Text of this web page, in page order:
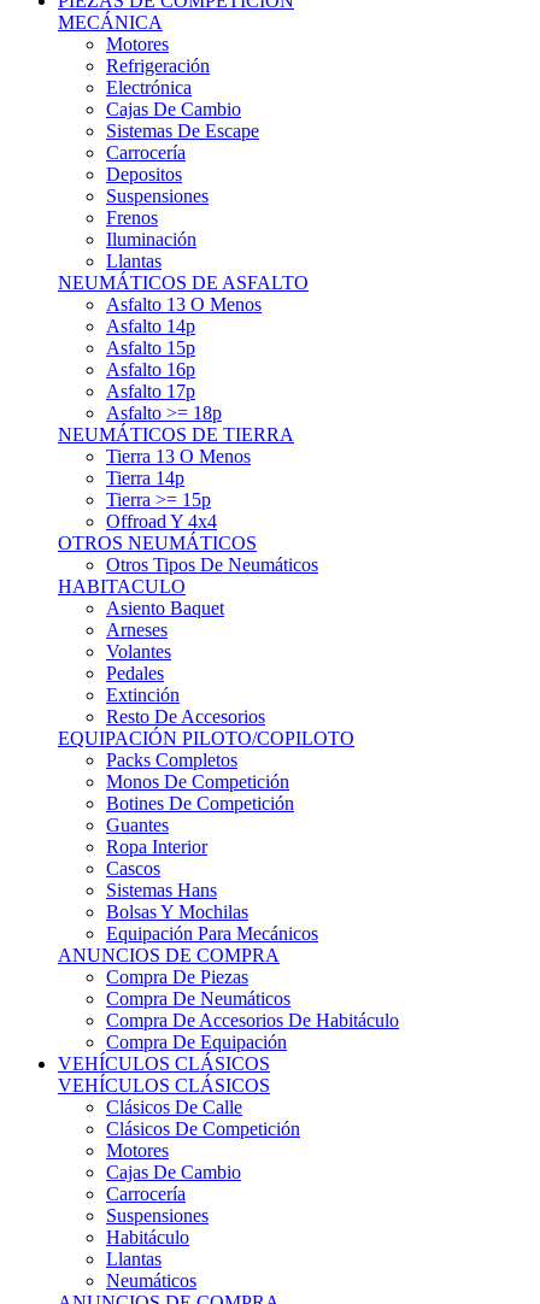
Motores
Refrigeración
Electrónica
Cajas De Cambio
Sistemas De Escape
Carrocería
Depositos
Suspensiones
Frenos
Iluminación
Llantas
NEUMÁTICOS DE ASFALTO
Asfalto 13 O Menos
Asfalto 14p
Asfalto 15p
Asfalto 16p
Asfalto 17p
Asfalto >= 18p
NEUMÁTICOS DE TIERRA
Tierra 13 O Menos
Tierra 14p
Tierra >= 15p
Offroad Y 4x4
OTROS NEUMÁTICOS
Otros Tipos De Neumáticos
HABITACULO
Asiento Baquet
Arneses
Volantes
Pedales
Extinción
Resto De Accesorios
EQUIPACIÓN PILOTO/COPILOTO
Packs Completos
Monos De Competición
Botines De Competición
Guantes
Ropa Interior
Cascos
Sistemas Hans
Bolsas Y Mochilas
Equipación Para Mecánicos
ANUNCIOS DE COMPRA
Compra De Piezas
Compra De Neumáticos
Compra De Accesorios De Habitáculo
Compra De Equipación
VEHÍCULOS CLÁSICOS
VEHÍCULOS CLÁSICOS
Clásicos De Calle
Clásicos De Competición
Motores
Cajas De Cambio
Carrocería
Suspensiones
Habitáculo
Llantas
Neumáticos
ANUNCIOS DE COMPRA
Compra De Competición